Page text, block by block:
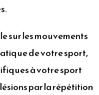
sur les mouvements
de votre sport,
à votre sport
par la répétition